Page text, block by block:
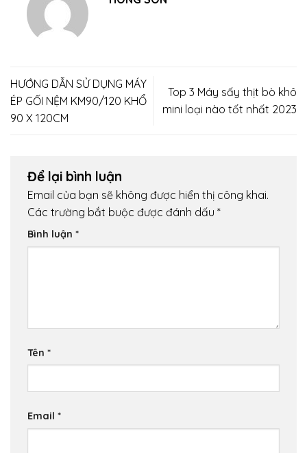
HƯỚNG DẪN SỬ DỤNG MÁY
ÉP GỐI NỆM KM90/120 KHỔ
90 X 120CM
Top 3 Máy sấy thịt bò khô
mini loại nào tốt nhất 2023
Để lại bình luận
Email của bạn sẽ không được hiển thị công khai.
Các trường bắt buộc được đánh dấu *
Bình luận *
Tên *
Email *